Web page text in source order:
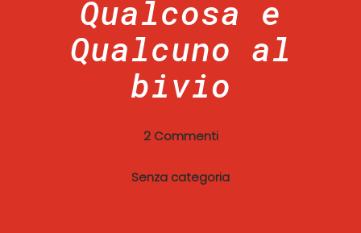
Qualcosa e
Qualcuno al
bivio
2 Commenti
Senza categoria